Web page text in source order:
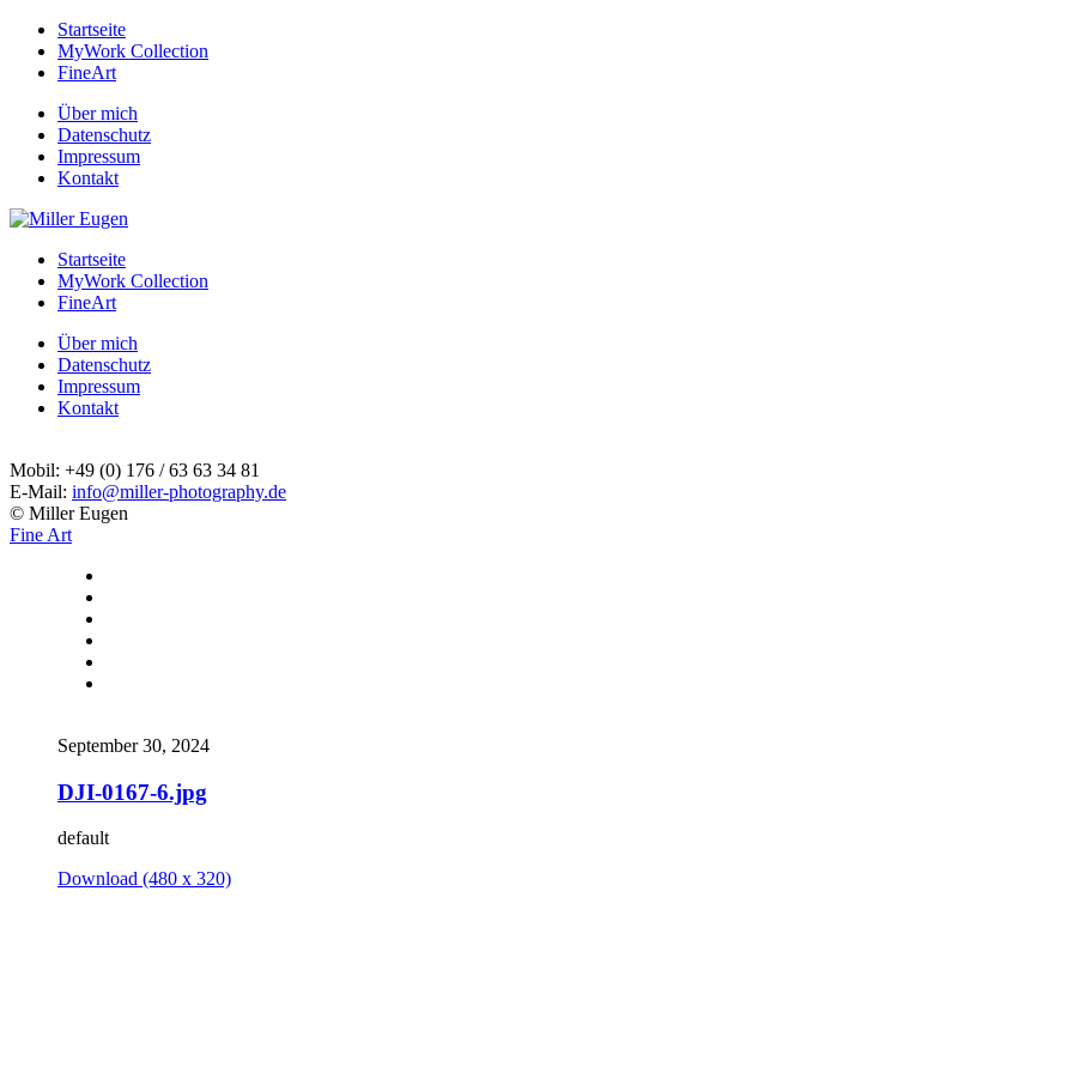
Startseite
MyWork Collection
FineArt
Über mich
Datenschutz
Impressum
Kontakt
Startseite
MyWork Collection
FineArt
Über mich
Datenschutz
Impressum
Kontakt
Mobil: +49 (0) 176 / 63 63 34 81
E-Mail: info@miller-photography.de
© Miller Eugen
Fine Art
September 30, 2024
DJI-0167-6.jpg
default
Download (480 x 320)